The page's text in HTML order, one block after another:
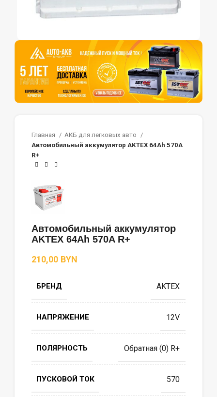
Главная
АКБ для легковых авто
Автомобильный аккумулятор AKTEX 64Ah 570A
R+
Автомобильный аккумулятор
AKTEX 64Ah 570A R+
BYN
БРЕНД AKTEX
НАПРЯЖЕНИЕ 12V
ПОЛЯРНОСТЬ Обратная (0) R+
ПУСКОВОЙ ТОК 570